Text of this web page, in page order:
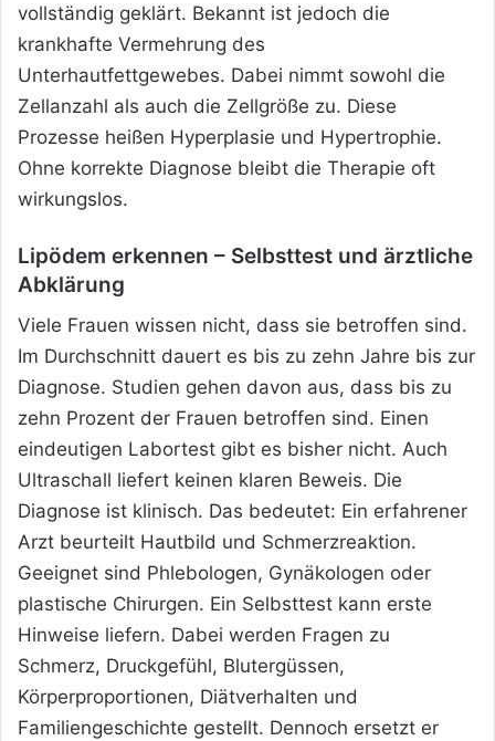
vollständig geklärt. Bekannt ist jedoch die
krankhafte Vermehrung des
Unterhautfettgewebes. Dabei nimmt sowohl die
Zellanzahl als auch die Zellgröße zu. Diese
Prozesse heißen Hyperplasie und Hypertrophie.
Ohne korrekte Diagnose bleibt die Therapie oft
wirkungslos.
Lipödem erkennen – Selbsttest und ärztliche
Abklärung
Viele Frauen wissen nicht, dass sie betroffen sind.
Im Durchschnitt dauert es bis zu zehn Jahre bis zur
Diagnose. Studien gehen davon aus, dass bis zu
zehn Prozent der Frauen betroffen sind. Einen
eindeutigen Labortest gibt es bisher nicht. Auch
Ultraschall liefert keinen klaren Beweis. Die
Diagnose ist klinisch. Das bedeutet: Ein erfahrener
Arzt beurteilt Hautbild und Schmerzreaktion.
Geeignet sind Phlebologen, Gynäkologen oder
plastische Chirurgen. Ein Selbsttest kann erste
Hinweise liefern. Dabei werden Fragen zu
Schmerz, Druckgefühl, Blutergüssen,
Körperproportionen, Diätverhalten und
Familiengeschichte gestellt. Dennoch ersetzt er